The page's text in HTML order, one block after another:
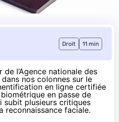
Droit 11 min
l’Agence nationale des
nos colonnes sur le
en ligne certifiée
en passe de
subit plusieurs critiques
reconnaissance faciale.